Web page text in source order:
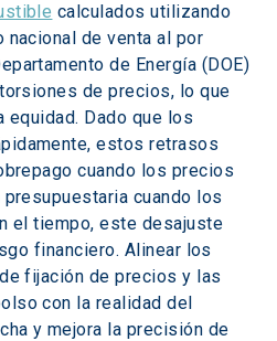
calculados utilizando
de venta al por
de Energía (DOE)
de precios, lo que
Dado que los
estos retrasos
cuando los precios
cuando los
el tiempo, este desajuste
financiero. Alinear los
fijación de precios y las
con la realidad del
y mejora la precisión de